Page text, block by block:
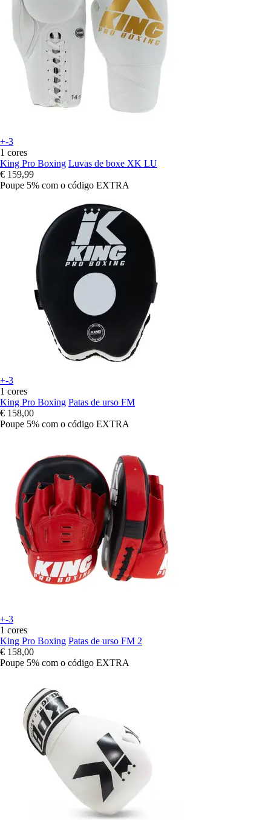
+-3
1 cores
King Pro Boxing Luvas de boxe XK LU
€ 159,99
Poupe 5% com o código EXTRA
+-3
1 cores
King Pro Boxing Patas de urso FM
€ 158,00
Poupe 5% com o código EXTRA
+-3
1 cores
King Pro Boxing Patas de urso FM 2
€ 158,00
Poupe 5% com o código EXTRA